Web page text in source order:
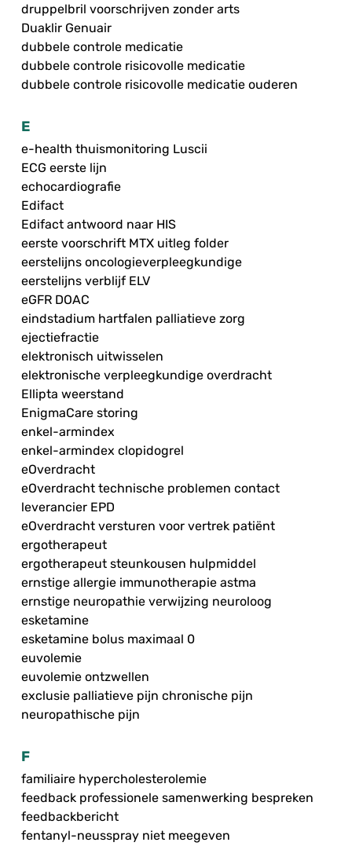
druppelbril voorschrijven zonder arts
Duaklir Genuair
dubbele controle medicatie
dubbele controle risicovolle medicatie
dubbele controle risicovolle medicatie ouderen
E
e-health thuismonitoring Luscii
ECG eerste lijn
echocardiografie
Edifact
Edifact antwoord naar HIS
eerste voorschrift MTX uitleg folder
eerstelijns oncologieverpleegkundige
eerstelijns verblijf ELV
eGFR DOAC
eindstadium hartfalen palliatieve zorg
ejectiefractie
elektronisch uitwisselen
elektronische verpleegkundige overdracht
Ellipta weerstand
EnigmaCare storing
enkel-armindex
enkel-armindex clopidogrel
eOverdracht
eOverdracht technische problemen contact
leverancier EPD
eOverdracht versturen voor vertrek patiënt
ergotherapeut
ergotherapeut steunkousen hulpmiddel
ernstige allergie immunotherapie astma
ernstige neuropathie verwijzing neuroloog
esketamine
esketamine bolus maximaal 0
euvolemie
euvolemie ontzwellen
exclusie palliatieve pijn chronische pijn
neuropathische pijn
F
familiaire hypercholesterolemie
feedback professionele samenwerking bespreken
feedbackbericht
fentanyl-neusspray niet meegeven